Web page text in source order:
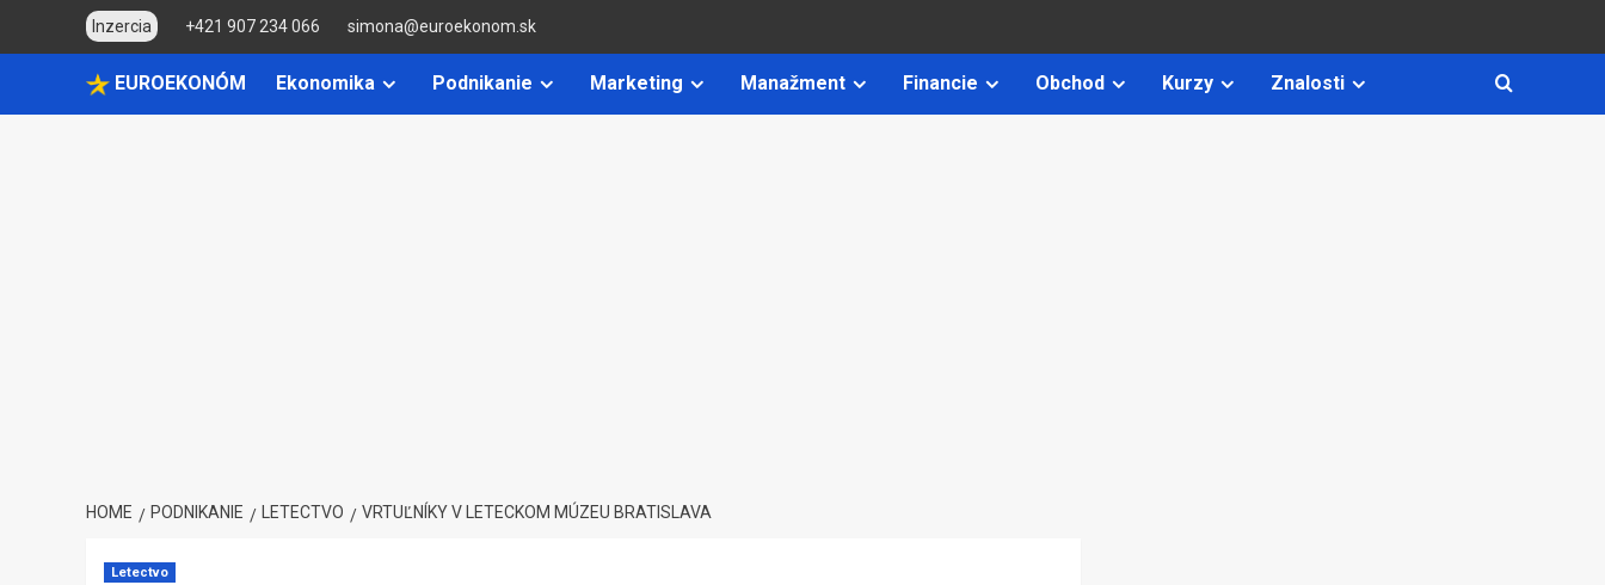
Inzercia +421 907 234 066 simona@euroekonom.sk
EUROEKONÓM Ekonomika Podnikanie Marketing Manažment Financie Obchod Kurzy Znalosti
HOME PODNIKANIE LETECTVO VRTUĽNÍKY V LETECKOM MÚZEU BRATISLAVA
Letectvo